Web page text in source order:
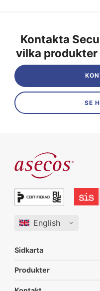
Kontakta
vilka produkter
SE
Sidkarta
Produkter